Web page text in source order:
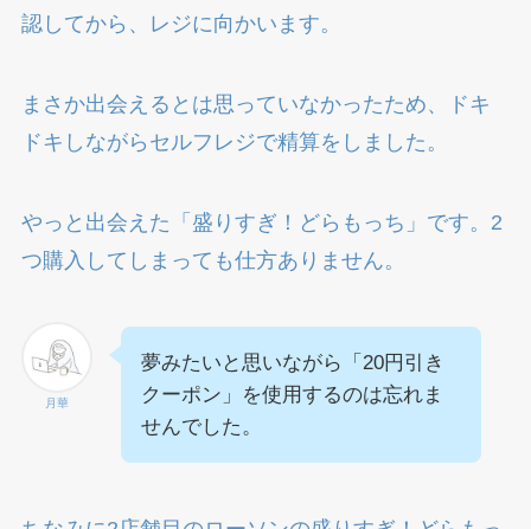
認してから、レジに向かいます。
まさか出会えるとは思っていなかったため、ドキ
ドキしながらセルフレジで精算をしました。
やっと出会えた「盛りすぎ！どらもっち」です。2
つ購入してしまっても仕方ありません。
月華
夢みたいと思いながら「20円引き
クーポン」を使用するのは忘れま
せんでした。